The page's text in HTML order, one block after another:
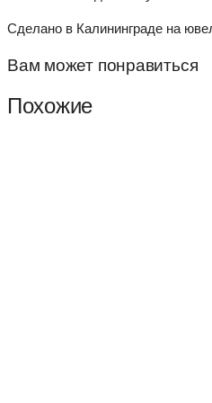
Сделано в Калининграде на
Вам может понравиться
Похожие